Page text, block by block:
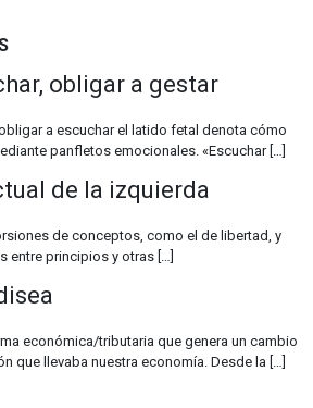
obligar a gestar
a escuchar el latido fetal denota cómo
panfletos emocionales. «Escuchar […]
de la izquierda
de conceptos, como el de libertad, y
entre principios y otras […]
económica/tributaria que genera un cambio
que llevaba nuestra economía. Desde la […]